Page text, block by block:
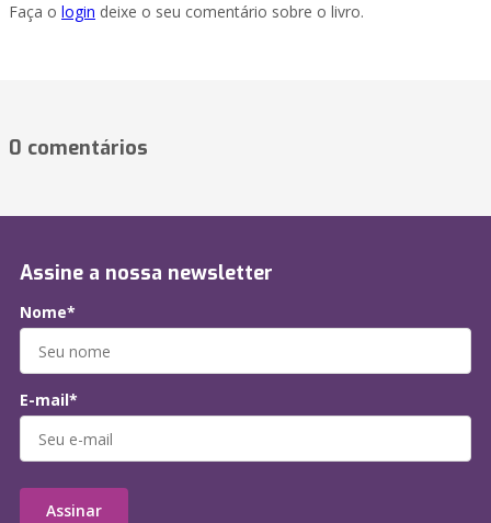
Faça o login deixe o seu comentário sobre o livro.
0 comentários
Assine a nossa newsletter
Nome*
E-mail*
Assinar